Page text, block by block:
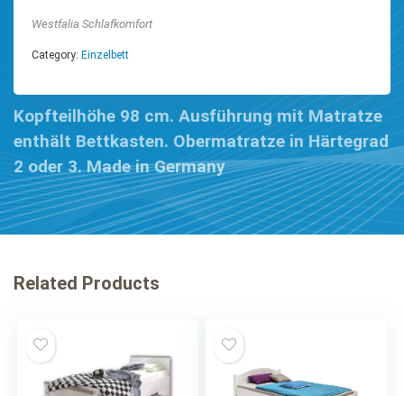
Westfalia Schlafkomfort
Category: Einzelbett
Kopfteilhöhe 98 cm. Ausführung mit Matratze
enthält Bettkasten. Obermatratze in Härtegrad
2 oder 3. Made in Germany
Related Products